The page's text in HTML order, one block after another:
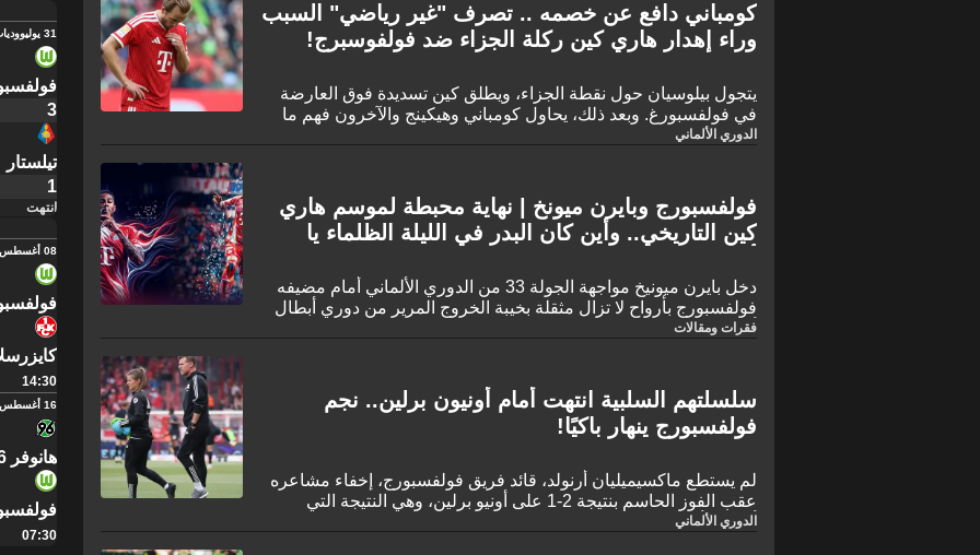
كومباني دافع عن خصمه .. تصرف "غير رياضي" السبب
وراء إهدار هاري كين ركلة الجزاء ضد فولفوسبرج!
يتجول بيلوسيان حول نقطة الجزاء، ويطلق كين تسديدة فوق العارضة
في فولفسبورغ. وبعد ذلك، يحاول كومباني وهيكينج والآخرون فهم ما
حدث.
الدوري الألماني
فولفسبورج وبايرن ميونخ | نهاية محبطة لموسم هاري
كين التاريخي.. وأين كان البدر في الليلة الظلماء يا
دخل بايرن ميونيخ مواجهة الجولة 33 من الدوري الألماني أمام مضيفه
فولفسبورج بأرواح لا تزال مثقلة بخيبة الخروج المرير من دوري أبطال
أوروبا على يد باريس سان جيرمان.
فقرات ومقالات
سلسلتهم السلبية انتهت أمام أونيون برلين.. نجم
فولفسبورج ينهار باكيًا!
لم يستطع ماكسيميليان أرنولد، قائد فريق فولفسبورج، إخفاء مشاعره
عقب الفوز الحاسم بنتيجة 2-1 على أونيو برلين، وهي النتيجة التي
أوقفت أخيرًا الانزلاق المقلق نحو الهبوط من الدوري الألماني. وعلى
الدوري الألماني
31 يوليو
3
تيلستار
1
انتهت
08 أغسطس
14:30
16 أغسطس
هانوفر 96
07:30